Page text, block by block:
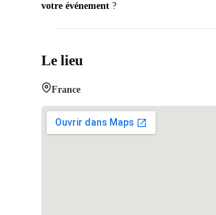
votre événement ?
Le lieu
France